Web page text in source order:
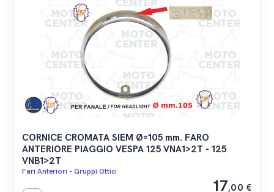
CORNICE CROMATA SIEM Ø=105 mm. FARO
ANTERIORE PIAGGIO VESPA 125 VNA1>2T - 125
VNB1>2T
Fari Anteriori - Gruppi Ottici
17,00 €